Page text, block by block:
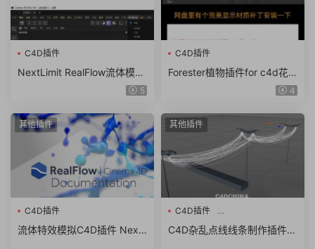
C4D插件
NextLimit RealFlow流体模拟
插件中文汉化版C4D R19-R25
C4D插件
Forester植物插件for c4d花
草地生成附教程R25/24/23/2
4
其他插件
C4D插件
流体特效模拟C4D插件 Next
其他插件
C4D插件
杂乱点线线条制作
C4D杂乱点线线条制作插件 T